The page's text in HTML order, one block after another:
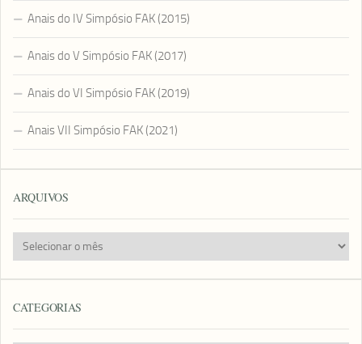
Anais do IV Simpósio FAK (2015)
Anais do V Simpósio FAK (2017)
Anais do VI Simpósio FAK (2019)
Anais VII Simpósio FAK (2021)
ARQUIVOS
Arquivos
CATEGORIAS